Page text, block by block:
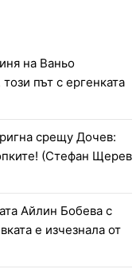
на Ваньо
път с ергенката
срещу Дочев:
(Стефан Щерев
Айлин Бобева с
е изчезнала от